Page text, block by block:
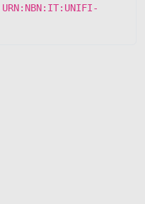
URN:NBN:IT:UNIFI-